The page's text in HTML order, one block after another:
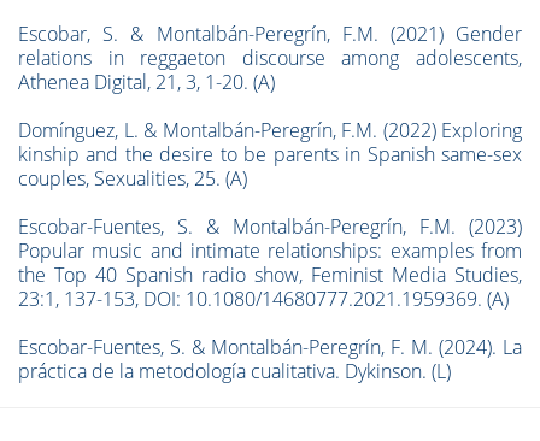
Escobar, S. & Montalbán-Peregrín, F.M. (2021) Gender
relations in reggaeton discourse among adolescents,
Athenea Digital, 21, 3, 1-20. (A)
Domínguez, L. & Montalbán-Peregrín, F.M. (2022) Exploring
kinship and the desire to be parents in Spanish same-sex
couples, Sexualities, 25. (A)
Escobar-Fuentes, S. & Montalbán-Peregrín, F.M. (2023)
Popular music and intimate relationships: examples from
the Top 40 Spanish radio show, Feminist Media Studies,
23:1, 137-153, DOI: 10.1080/14680777.2021.1959369. (A)
Escobar-Fuentes, S. & Montalbán-Peregrín, F. M. (2024). La
práctica de la metodología cualitativa. Dykinson. (L)